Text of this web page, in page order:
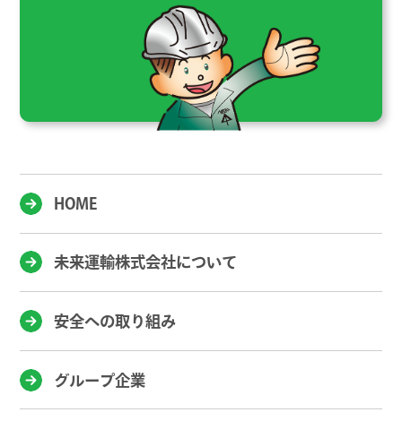
HOME
未来運輸株式会社について
安全への取り組み
グループ企業